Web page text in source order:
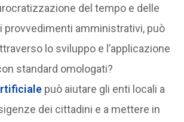
del tempo e delle
provvedimenti amministrativi, può
lo sviluppo e l’applicazione
standard omologati?
può aiutare gli enti locali a
dei cittadini e a mettere in